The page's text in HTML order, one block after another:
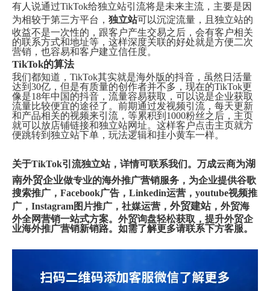
有人说通过TikTok给独立站引流将是未来主流，主要是因
为相较于第三方平台， 独立站可以沉淀流量，且独立站的
收益不是一次性的，跟客户产生交易之后，会有客户相关
的联系方式和地址等，这样深度关联的好处就是方便二次
营销，也容易和客户建立信任度。
TikTok的算法
我们都知道，TikTok其实就是海外版的抖音，虽然日活量
达到30亿，但是有质量的创作者并不多，现在的TikTok更
像是18年中国的抖音，流量容易获取，可以说是企业获取
流量比较便宜的途径了。前期通过发视频引流，每天更新
和产品相关的视频来引流，等累积到1000粉丝之后，主页
就可以放店铺链接和独立站网址。这样客户点击主页就方
便跳转到独立站下单，玩法逻辑和挂小黄车一样。
关于TikTok引流独立站，详情可联系我们。万成云商为湖
南外贸企业做专业的海外推广营销服务，为企业提供谷歌
搜索推广，Facebook广告，Linkedin运营，youtube视频推
广，Instagram图片推广，社媒运营， 外贸建站，外贸海
外全网营销一站式方案。外贸询盘轻松获取，提升外贸企
业海外推广营销新销路。如需了解更多请联系下方客服。